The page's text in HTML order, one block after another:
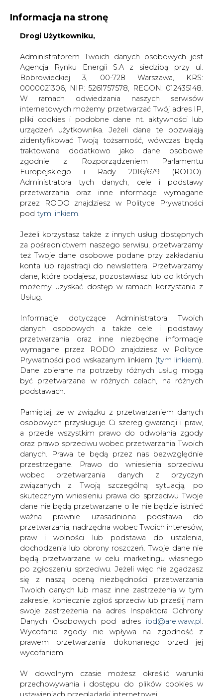
KONTAKT:
WYDAWCA PORTALU:
WYSOKI KONTRAST A A
ZALOGUJ SIĘ
WŁĄCZ CIRE.TV
Informacja na stronę
Drogi Użytkowniku,
Administratorem Twoich danych osobowych jest
Agencja Rynku Energii S.A z siedzibą przy ul.
Bobrowieckiej 3, 00-728 Warszawa, KRS:
0000021306, NIP: 5261757578, REGON: 012435148.
W ramach odwiedzania naszych serwisów
internetowych możemy przetwarzać Twój adres IP,
pliki cookies i podobne dane nt. aktywności lub
urządzeń użytkownika. Jeżeli dane te pozwalają
zidentyfikować Twoją tożsamość, wówczas będą
traktowane dodatkowo jako dane osobowe
zgodnie z Rozporządzeniem Parlamentu
Europejskiego i Rady 2016/679 (RODO).
Administratora tych danych, cele i podstawy
przetwarzania oraz inne informacje wymagane
przez RODO znajdziesz w Polityce Prywatności
pod tym linkiem.
Jeżeli korzystasz także z innych usług dostępnych
za pośrednictwem naszego serwisu, przetwarzamy
też Twoje dane osobowe podane przy zakładaniu
konta lub rejestracji do newslettera. Przetwarzamy
dane, które podajesz, pozostawiasz lub do których
możemy uzyskać dostęp w ramach korzystania z
Usług.
Informacje dotyczące Administratora Twoich
danych osobowych a także cele i podstawy
przetwarzania oraz inne niezbędne informacje
wymagane przez RODO znajdziesz w Polityce
Prywatności pod wskazanym linkiem (tym linkiem).
Dane zbierane na potrzeby różnych usług mogą
być przetwarzane w różnych celach, na różnych
podstawach.
Pamiętaj, że w związku z przetwarzaniem danych
osobowych przysługuje Ci szereg gwarancji i praw,
a przede wszystkim prawo do odwołania zgody
oraz prawo sprzeciwu wobec przetwarzania Twoich
danych. Prawa te będą przez nas bezwzględnie
przestrzegane. Prawo do wniesienia sprzeciwu
wobec przetwarzania danych z przyczyn
związanych z Twoją szczególną sytuacją, po
skutecznym wniesieniu prawa do sprzeciwu Twoje
dane nie będą przetwarzane o ile nie będzie istnieć
ważna prawnie uzasadniona podstawa do
przetwarzania, nadrzędna wobec Twoich interesów,
praw i wolności lub podstawa do ustalenia,
dochodzenia lub obrony roszczeń. Twoje dane nie
będą przetwarzane w celu marketingu własnego
po zgłoszeniu sprzeciwu. Jeżeli więc nie zgadzasz
się z naszą oceną niezbędności przetwarzania
Twoich danych lub masz inne zastrzeżenia w tym
zakresie, koniecznie zgłoś sprzeciw lub prześlij nam
swoje zastrzeżenia na adres Inspektora Ochrony
Danych Osobowych pod adres iod@are.waw.pl
Wycofanie zgody nie wpływa na zgodność z
prawem przetwarzania dokonanego przed jej
wycofaniem.
W dowolnym czasie możesz określić warunki
przechowywania i dostępu do plików cookies w
ustawieniach przeglądarki internetowej.
Strona główna ZIELONA GOSPODARKA /
IEO: W
ciągu najbliższych 2 lat w Polsce powstanie 400 MW
nowych mocy w PV
drukuj
skomentuj
udostępnij
IEO: W ciągu najbliższych 2 lat w
Polsce powstanie 400 MW nowych
mocy w PV
W Polsce może powstać w
perspektywie do dwóch lat ok. 400 MW
nowych mocy w elektrowniach
fotowoltaicznych, co podwoi aktualny
stan mocy zainstalowanych na polskim
rynku PV - czytamy w raporcie "Raport
Aukcje OZE - Fotowoltaika"
przygotowanym przez Instytut
Energetyki Odnawialnej.
IEO przeanalizował wyniki przeprowadzonych dwóch
pierwszych aukcji OZE, w których udział brała między